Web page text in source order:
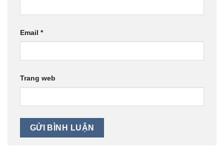
Email *
Trang web